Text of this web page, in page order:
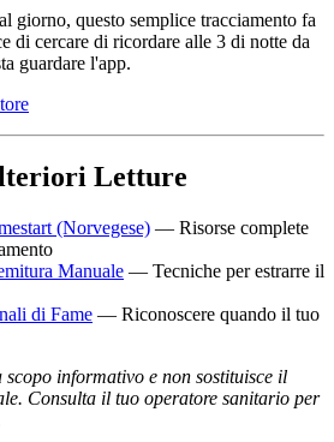
giorno, questo semplice tracciamento fa
di cercare di ricordare alle 3 di notte da
guardare l'app.
Letture
(Norvegese) — Risorse complete
Manuale — Tecniche per estrarre il
di Fame — Riconoscere quando il tuo
scopo informativo e non sostituisce il
Consulta il tuo operatore sanitario per